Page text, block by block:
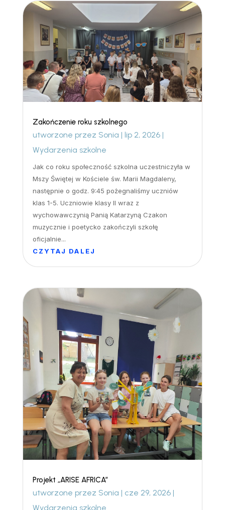
Zakończenie roku szkolnego
utworzone przez Sonia | lip 2, 2026|
Wydarzenia szkolne
Jak co roku społeczność szkolna uczestniczyła w
Mszy Świętej w Kościele św. Marii Magdaleny,
następnie o godz. 9:45 pożegnaliśmy uczniów
klas 1-5. Uczniowie klasy II wraz z
wychowawczynią Panią Katarzyną Czakon
muzycznie i poetycko zakończyli szkołę
oficjalnie...
CZYTAJ DALEJ
Projekt „ARISE AFRICA”
utworzone przez Sonia | cze 29, 2026|
Wydarzenia szkolne